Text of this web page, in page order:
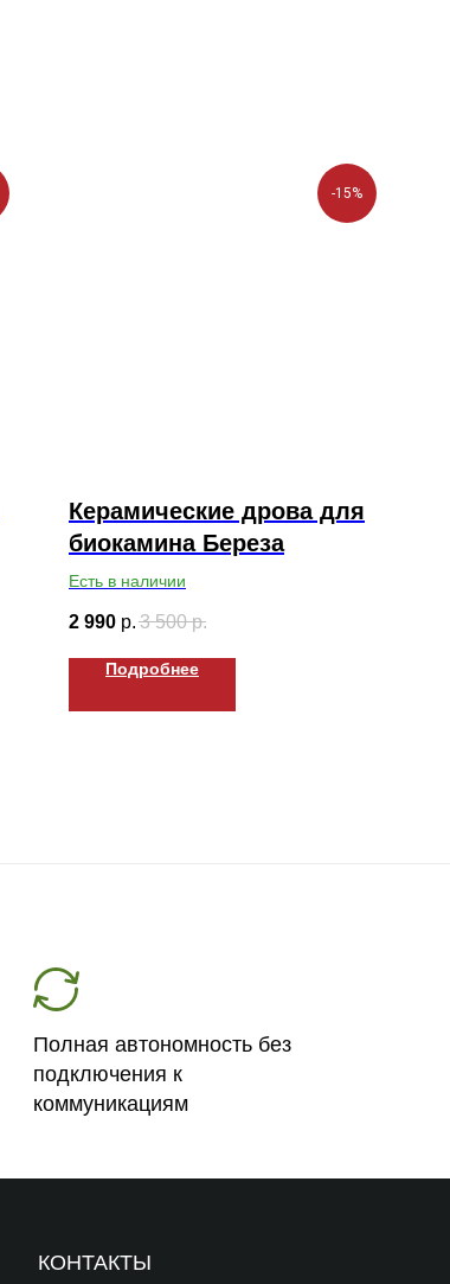
-15%
Керамические дрова для
биокамина Береза
Есть в наличии
2 990 р. 3 500 р.
Подробнее
Полная автономность без
подключения к
коммуникациям
КОНТАКТЫ